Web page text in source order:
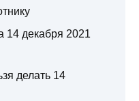
14 декабря 2021
делать 14